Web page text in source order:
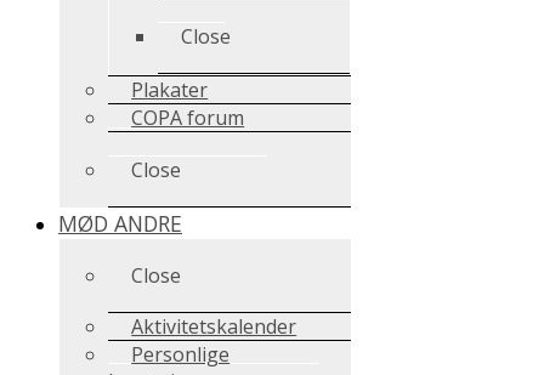
Close
Plakater
COPA forum
Close
MØD ANDRE
Close
Aktivitetskalender
Personlige